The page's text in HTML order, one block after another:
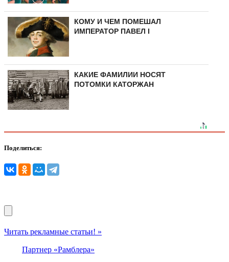
КОМУ И ЧЕМ ПОМЕШАЛ
ИМПЕРАТОР ПАВЕЛ I
КАКИЕ ФАМИЛИИ НОСЯТ
ПОТОМКИ КАТОРЖАН
Поделиться:
Читать рекламные статьи! »
Партнер «Рамблера»